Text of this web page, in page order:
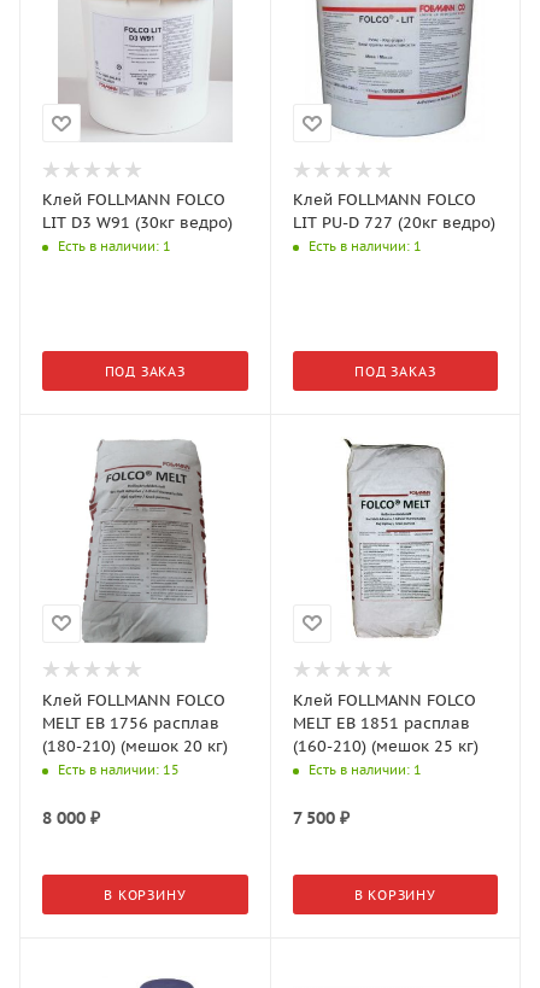
Клей FOLLMANN FOLCO
LIT D3 W91 (30кг ведро)
Есть в наличии: 1
ПОД ЗАКАЗ
Клей FOLLMANN FOLCO
LIT PU-D 727 (20кг ведро)
Есть в наличии: 1
ПОД ЗАКАЗ
Клей FOLLMANN FOLCO
MELT EB 1756 расплав
(180-210) (мешок 20 кг)
Есть в наличии: 15
8 000 ₽
В КОРЗИНУ
Клей FOLLMANN FOLCO
MELT EB 1851 расплав
(160-210) (мешок 25 кг)
Есть в наличии: 1
7 500₽
В КОРЗИНУ